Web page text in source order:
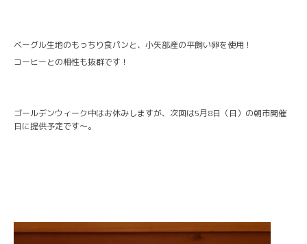
ベーグル生地のもっちり食パンと、小矢部産の平飼い卵を使用！
コーヒーとの相性も抜群です！
ゴールデンウィーク中はお休みしますが、次回は5月8日（日）の朝市開催
日に提供予定です〜。